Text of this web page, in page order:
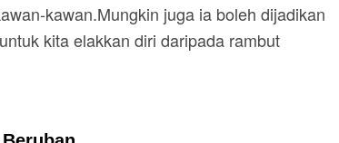
kawan.Mungkin juga ia boleh dijadikan
kita elakkan diri daripada rambut